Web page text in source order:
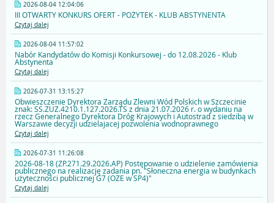
2026-08-04 12:04:06
III OTWARTY KONKURS OFERT - POŻYTEK - KLUB ABSTYNENTA
Czytaj dalej
2026-08-04 11:57:02
Nabór Kandydatów do Komisji Konkursowej - do 12.08.2026 - Klub
Abstynenta
Czytaj dalej
2026-07-31 13:15:27
Obwieszczenie Dyrektora Zarządu Zlewni Wód Polskich w Szczecinie
znak: SS.ZUZ.4210.1.127.2026.TS z dnia 21.07.2026 r. o wydaniu na
rzecz Generalnego Dyrektora Dróg Krajowych i Autostrad z siedzibą w
Warszawie decyzji udzielajacej pozwolenia wodnoprawnego
Czytaj dalej
2026-07-31 11:26:08
2026-08-18 (ZP.271.29.2026.AP) Postępowanie o udzielenie zamówienia
publicznego na realizację zadania pn. "Słoneczna energia w budynkach
użyteczności publicznej G7 (OZE w SP4)"
Czytaj dalej